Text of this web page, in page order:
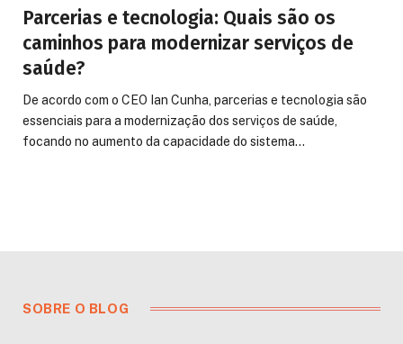
Parcerias e tecnologia: Quais são os
caminhos para modernizar serviços de
saúde?
De acordo com o CEO Ian Cunha, parcerias e tecnologia são
essenciais para a modernização dos serviços de saúde,
focando no aumento da capacidade do sistema…
SOBRE O BLOG